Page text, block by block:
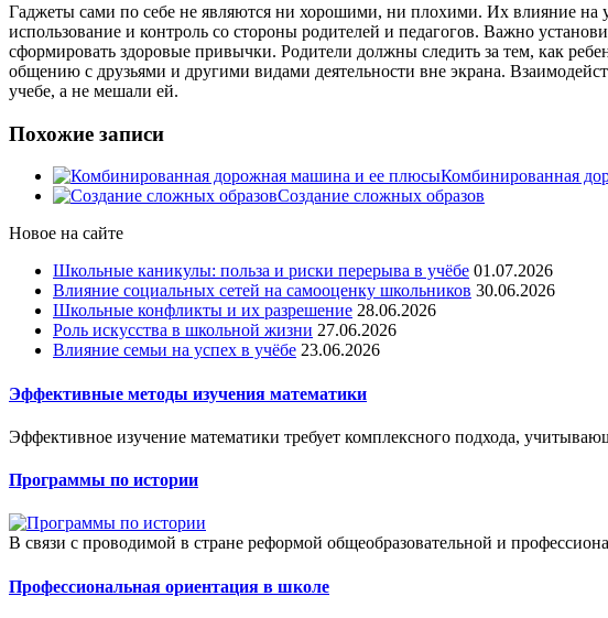
Гаджеты сами по себе не являются ни хорошими, ни плохими. Их влияние на
использование и контроль со стороны родителей и педагогов. Важно
сформировать здоровые привычки. Родители должны следить за тем, как
общению с друзьями и другими видами деятельности вне экрана.
учебе, а не мешали ей.
Похожие записи
Комбинированная
Создание сложных образов
Новое на сайте
Школьные каникулы: польза и риски перерыва в учёбе 01.07.2026
Влияние социальных сетей на самооценку школьников 30.06.2026
Школьные конфликты и их разрешение 28.06.2026
Роль искусства в школьной жизни 27.06.2026
Влияние семьи на успех в учёбе 23.06.2026
Эффективные методы изучения математики
Эффективное изучение математики требует комплексного подхода,
Программы по истории
В связи с проводимой в стране реформой общеобразовательной и
Профессиональная ориентация в школе